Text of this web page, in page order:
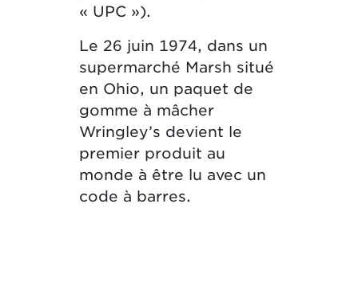
« UPC »).
Le 26 juin 1974, dans un
supermarché Marsh situé
en Ohio, un paquet de
gomme à mâcher
Wringley’s devient le
premier produit au
monde à être lu avec un
code à barres.